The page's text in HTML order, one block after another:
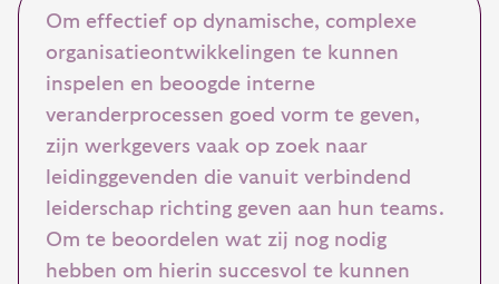
Om effectief op dynamische, complexe
organisatieontwikkelingen te kunnen
inspelen en beoogde interne
veranderprocessen goed vorm te geven,
zijn werkgevers vaak op zoek naar
leidinggevenden die vanuit verbindend
leiderschap richting geven aan hun teams.
Om te beoordelen wat zij nog nodig
hebben om hierin succesvol te kunnen